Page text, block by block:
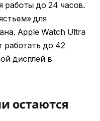
работы до 24 часов.
для
Apple Watch Ultra
работать до 42
дисплей в
остаются